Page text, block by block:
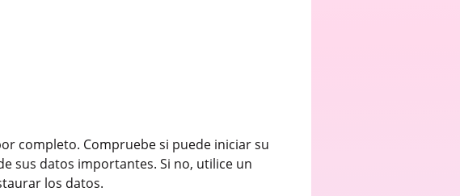
completo. Compruebe si puede iniciar su
sus datos importantes. Si no, utilice un
los datos.